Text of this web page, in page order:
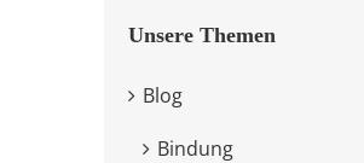
Unsere Themen
Blog
Bindung